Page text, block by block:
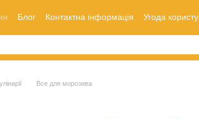
Блог Контактна інформація
Угода
Все для морозива